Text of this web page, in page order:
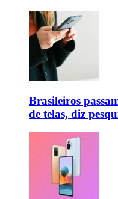
Brasileiros
de telas, diz